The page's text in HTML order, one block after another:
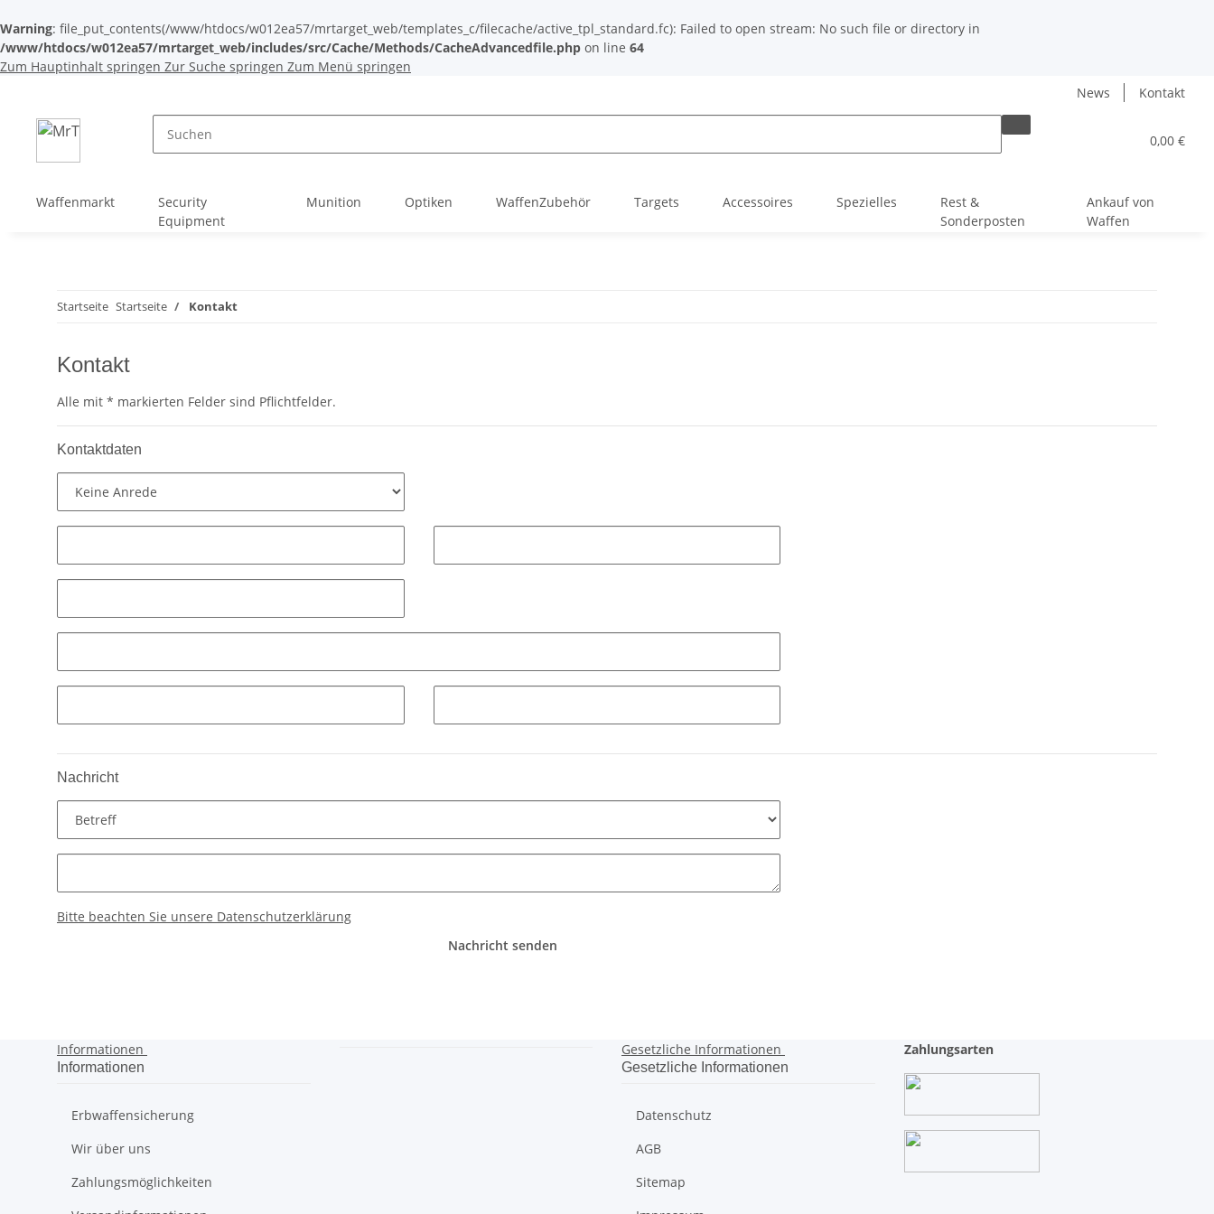
Warning: file_put_contents(/www/htdocs/w012ea57/mrtarget_web/templates_c/filecache/active_tpl_standard.fc): Failed to open stream: No such file or directory in
/www/htdocs/w012ea57/mrtarget_web/includes/src/Cache/Methods/CacheAdvancedfile.php on line 64
Zum Hauptinhalt springen Zur Suche springen Zum Menü springen
News
Kontakt
0,00 €
Waffenmarkt
Security
Equipment
Munition Optiken WaffenZubehör Targets Accessoires Spezielles
Rest &
Sonderposten
Ankauf von
Waffen
Startseite Startseite Kontakt
Kontakt
Alle mit * markierten Felder sind Pflichtfelder.
Kontaktdaten
Nachricht
Bitte beachten Sie unsere Datenschutzerklärung
Nachricht senden
Informationen
Informationen
Erbwaffensicherung
Wir über uns
Zahlungsmöglichkeiten
Gesetzliche Informationen
Gesetzliche Informationen
Datenschutz
AGB
Sitemap
Zahlungsarten